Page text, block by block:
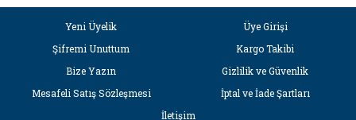
Yeni Üyelik
Üye Girişi
Şifremi Unuttum
Kargo Takibi
Bize Yazın
Gizlilik ve Güvenlik
Mesafeli Satış Sözleşmesi
İptal ve İade Şartları
İletişim